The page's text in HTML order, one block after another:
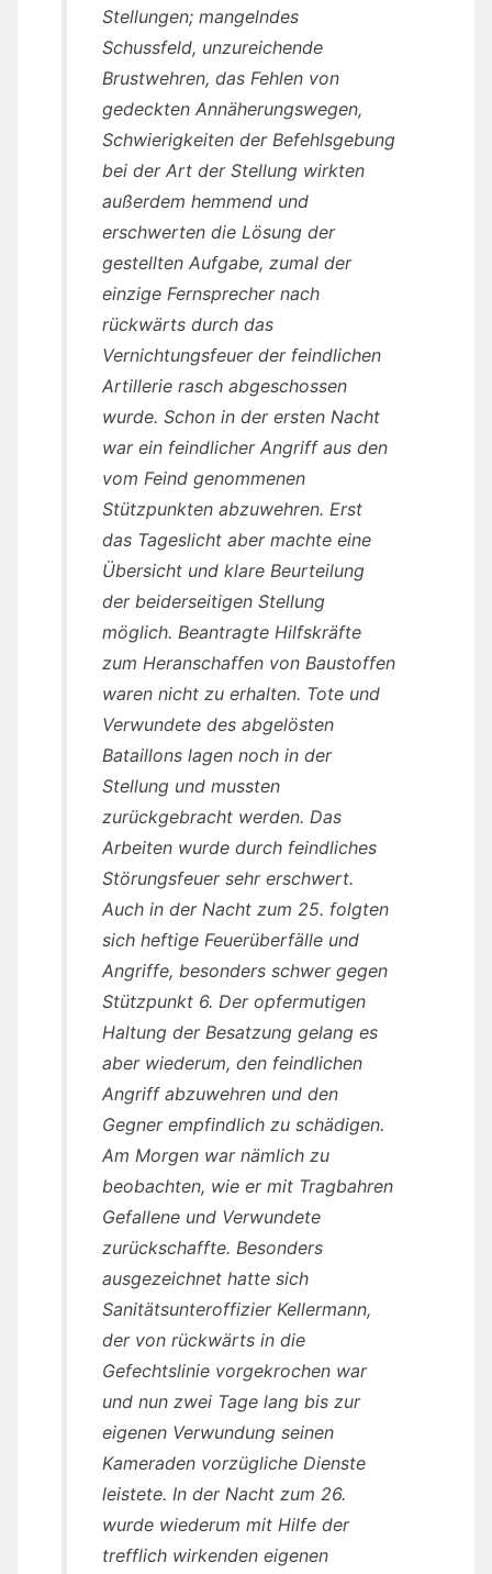
Stellungen; mangelndes
Schussfeld, unzureichende
Brustwehren, das Fehlen von
gedeckten Annäherungswegen,
Schwierigkeiten der Befehlsgebung
bei der Art der Stellung wirkten
außerdem hemmend und
erschwerten die Lösung der
gestellten Aufgabe, zumal der
einzige Fernsprecher nach
rückwärts durch das
Vernichtungsfeuer der feindlichen
Artillerie rasch abgeschossen
wurde. Schon in der ersten Nacht
war ein feindlicher Angriff aus den
vom Feind genommenen
Stützpunkten abzuwehren. Erst
das Tageslicht aber machte eine
Übersicht und klare Beurteilung
der beiderseitigen Stellung
möglich. Beantragte Hilfskräfte
zum Heranschaffen von Baustoffen
waren nicht zu erhalten. Tote und
Verwundete des abgelösten
Bataillons lagen noch in der
Stellung und mussten
zurückgebracht werden. Das
Arbeiten wurde durch feindliches
Störungsfeuer sehr erschwert.
Auch in der Nacht zum 25. folgten
sich heftige Feuerüberfälle und
Angriffe, besonders schwer gegen
Stützpunkt 6. Der opfermutigen
Haltung der Besatzung gelang es
aber wiederum, den feindlichen
Angriff abzuwehren und den
Gegner empfindlich zu schädigen.
Am Morgen war nämlich zu
beobachten, wie er mit Tragbahren
Gefallene und Verwundete
zurückschaffte. Besonders
ausgezeichnet hatte sich
Sanitätsunteroffizier Kellermann,
der von rückwärts in die
Gefechtslinie vorgekrochen war
und nun zwei Tage lang bis zur
eigenen Verwundung seinen
Kameraden vorzügliche Dienste
leistete. In der Nacht zum 26.
wurde wiederum mit Hilfe der
trefflich wirkenden eigenen